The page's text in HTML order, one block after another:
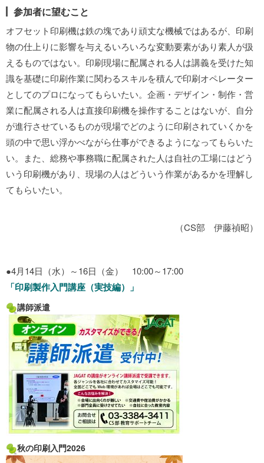
参加者に望むこと
オフセット印刷機は鉄の塊であり頑丈な機械ではあるが、印刷
物の仕上りに影響を与えるいろいろな変動要素があり素人が扱
えるものではない。印刷現場に配属される人は講義を受けた知
識を基礎に印刷作業に関わるスキルを積んで印刷オペレーター
としてのプロになってもらいたい。企画・デザイン・制作・営
業に配属される人は直接印刷機を操作することはないが、自分
が進行させているものが現場でどのように印刷されていくかを
頭の中で思い浮かべながら仕事ができるようになってもらいた
い。また、総務や事務職に配属された人は自社の工場にはどう
いう印刷機があり、現場の人はどういう作業があるかを理解し
てもらいたい。
（CS部 伊藤禎昭）
●4月14日（水）～16日（金） 10:00～17:00
「印刷製作入門講座（実技編）」
講師派遣
秋の印刷入門2026